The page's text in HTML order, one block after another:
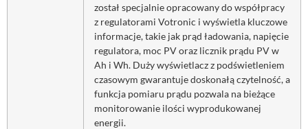
został specjalnie opracowany do współpracy
z regulatorami Votronic i wyświetla kluczowe
informacje, takie jak prąd ładowania, napięcie
regulatora, moc PV oraz licznik prądu PV w
Ah i Wh. Duży wyświetlacz z podświetleniem
czasowym gwarantuje doskonałą czytelność, a
funkcja pomiaru prądu pozwala na bieżące
monitorowanie ilości wyprodukowanej
energii.